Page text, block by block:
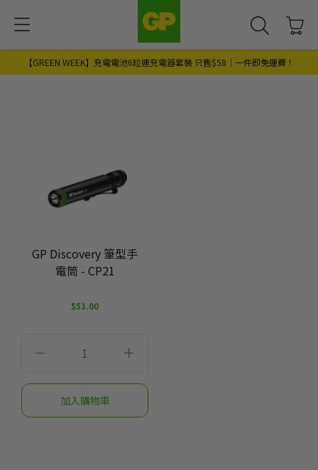
【GREEN WEEK】充電電池6粒連充電器套裝 只售$58｜一件即免運費！
GP Discovery 筆型手
電筒 - CP21
$51.00